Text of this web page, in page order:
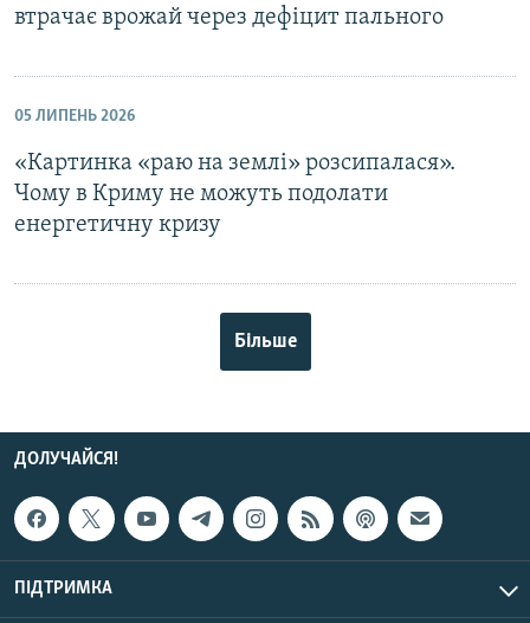
втрачає врожай через дефіцит пального
05 ЛИПЕНЬ 2026
«Картинка «раю на землі» розсипалася».
Чому в Криму не можуть подолати
енергетичну кризу
Більше
ДОЛУЧАЙСЯ!
ПІДТРИМКА